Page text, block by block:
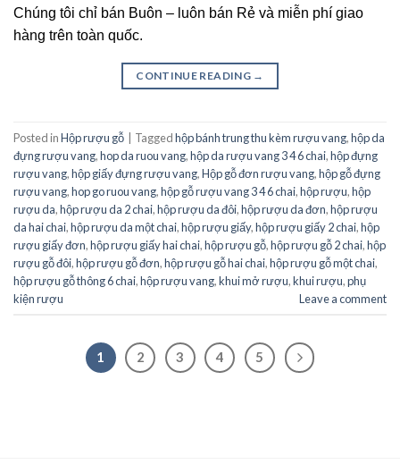
Chúng tôi chỉ bán Buôn – luôn bán Rẻ và miễn phí giao
hàng trên toàn quốc.
CONTINUE READING →
Posted inHộp rượu gỗ Taggedhộp bánh trung thu kèm rượu vang,hộp da
đựng rượu vang,hop da ruou vang,hộp da rượu vang 3 4 6 chai,hộp đựng
rượu vang,hộp giấy đựng rượu vang,Hộp gỗ đơn rượu vang,hộp gỗ đựng
rượu vang,hop go ruou vang,hộp gỗ rượu vang 3 4 6 chai,hộp rượu,hộp
rượu da,hộp rượu da 2 chai,hộp rượu da đôi,hộp rượu da đơn,hộp rượu
da hai chai,hộp rượu da một chai,hộp rượu giấy,hộp rượu giấy 2 chai,hộp
rượu giấy đơn,hộp rượu giấy hai chai,hộp rượu gỗ,hộp rượu gỗ 2 chai,hộp
rượu gỗ đôi,hộp rượu gỗ đơn,hộp rượu gỗ hai chai,hộp rượu gỗ một chai,
hộp rượu gỗ thông 6 chai,hộp rượu vang,khui mở rượu,khui rượu,phụ
kiện rượu
Leave a comment
1 2 3 4 5